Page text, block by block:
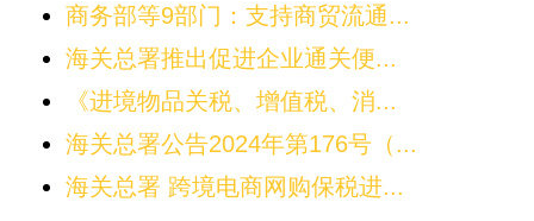
商务部等9部门：支持商贸流通...
海关总署推出促进企业通关便...
《进境物品关税、增值税、消...
海关总署公告2024年第176号（...
海关总署 跨境电商网购保税进...